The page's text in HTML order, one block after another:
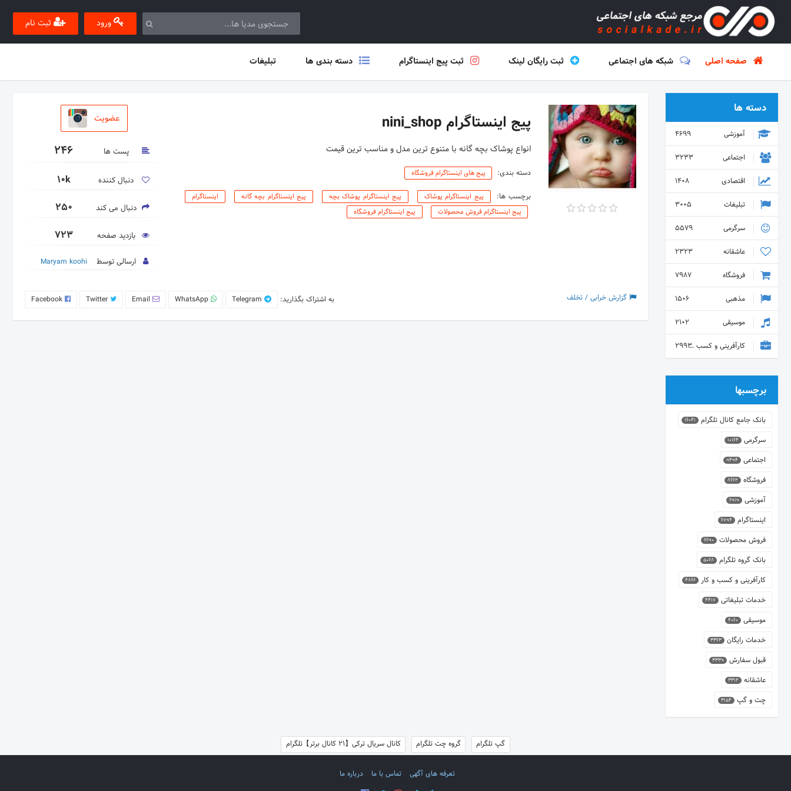
ورود ثبت نام
صفحه اصلی شبکه های اجتماعی ثبت رایگان لینک ثبت پیج اینستاگرام دسته بندی ها تبلیغات
پیج اینستاگرام nini_shop
انواع پوشاک بچه گانه با متنوع ترین مدل و مناسب ترین قیمت
دسته بندی: پیج های اینستاگرام فروشگاه
برچسب ها: پیج اینستاگرام پوشاک پیج اینستاگرام پوشاک بچه پیج اینستاگرام بچه گانه
اینستاگرام
پیج اینستاگرام فروش محصولات
پیج اینستاگرام فروشگاه
عضویت
پست ها 246
دنبال کننده 10k
دنبال می کند 250
بازدید صفحه 723
ارسالی توسط Maryam koohi
به اشتراک بگذارید: Telegram
WhatsApp
Email
Twitter
Facebook گزارش خرابی / تخلف
دسته ها
آموزشی
4699
اجتماعی
3233
اقتصادی
1408
تبلیغات
3005
سرگرمی
5579
عاشقانه
2323
فروشگاه
7987
مذهبی
1506
موسیقی
2102
کارآفرینی و کسب و کار 2993
برچسبها
بانک جامع کانال تلگرام 16041
سرگرمی 10164
اجتماعی 9494
فروشگاه 8662
آموزشی 6919
اینستاگرام 6794
فروش محصولات 6690
بانک گروه تلگرام 5068
کارآفرینی و کسب و کار 4866
خدمات تبلیغاتی 4417
موسیقی 4060
خدمات رایگان 3363
قبول سفارش 3339
عاشقانه 3312
چت و گپ 3154
گپ تلگرام گروه چت تلگرام کانال سریال ترکی【21 کانال برتر】تلگرام
تعرفه های آگهی تماس با ما درباره ما